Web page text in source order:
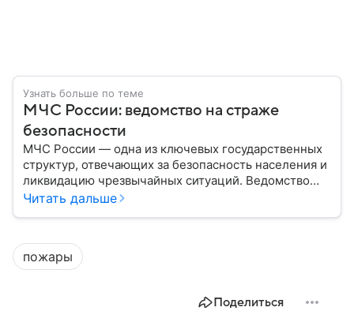
Узнать больше по теме
МЧС России: ведомство на страже
безопасности
МЧС России — одна из ключевых государственных
структур, отвечающих за безопасность населения и
ликвидацию чрезвычайных ситуаций. Ведомство
играет важную роль в защите граждан от
представляет собой МЧС, как оно устроено, какие
задачи выполняет и какую роль играет в
современной России.
Читать дальше
пожары
Поделиться